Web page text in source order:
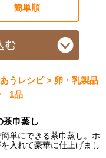
簡単順
うレシピ > 卵・乳製品
1品
茶巾蒸し
単にできる茶巾蒸し。ホ
入れて豪華に仕上げまし